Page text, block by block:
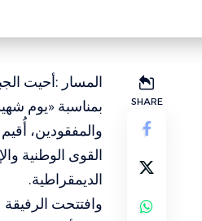
SHARE
المسار :أحيت
بمناسبة «يوم
والمفقودين،
القوى الوطنية
الديمقراطية.
وافتتحت